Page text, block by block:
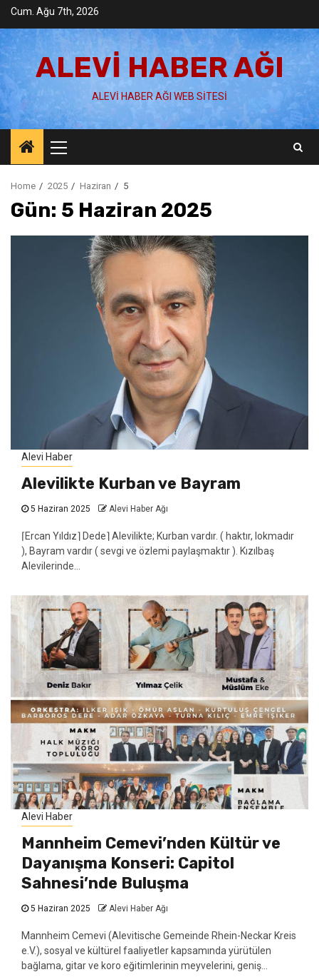
Skip
content
Cum. Ağu 7th, 2026
ALEVI HABER AĞI
ALEVI HABER AĞI WEB SITESI
Menu
Home 2025 Haziran 5
Gün: 5 Haziran 2025
Alevi Haber
Alevilikte Kurban ve Bayram
5 Haziran 2025 Alevi Haber Ağı
⌈Ercan Yıldız⌉ Dede⌉ Alevilikte; Kurban vardır. ( haktır, lokmadır
), Bayram vardır ( sevgi ve özlemi paylaşmaktır ). Kızılbaş
Alevilerinde...
Alevi Haber
Mannheim Cemevi’nden Kültür ve
Dayanışma Konseri: Capitol
Sahnesi’nde Buluşma
5 Haziran 2025 Alevi Haber Ağı
Mannheim Cemevi (Alevitische Gemeinde Rhein-Neckar Kreis
e.V.), sosyal ve kültürel faaliyetler kapsamında yürütülen
bağlama, gitar ve koro eğitimlerinin meyvelerini, geniş...